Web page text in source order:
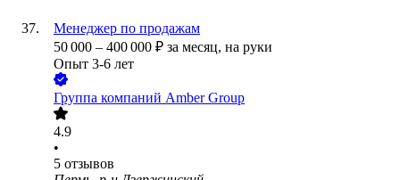
Менеджер по продажам
50 000 – 400 000 ₽ за месяц, на руки
Опыт 3-6 лет
Группа компаний Amber Group
4.9
•
5 отзывов